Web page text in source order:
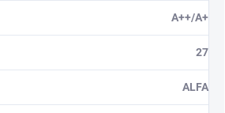
A++/A+
27
ALFA